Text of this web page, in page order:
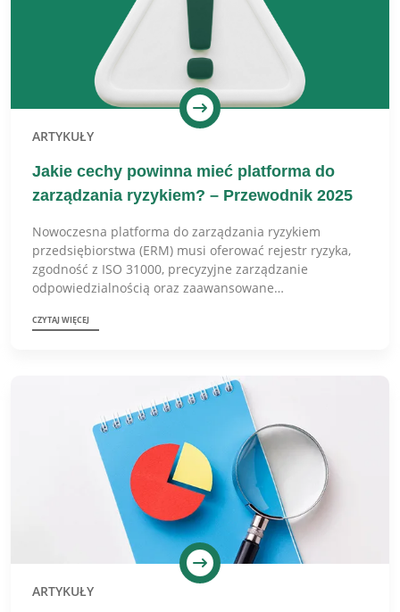
ARTYKUŁY
Jakie cechy powinna mieć platforma do
zarządzania ryzykiem? – Przewodnik 2025
Nowoczesna platforma do zarządzania ryzykiem
przedsiębiorstwa (ERM) musi oferować rejestr ryzyka,
zgodność z ISO 31000, precyzyjne zarządzanie
odpowiedzialnością oraz zaawansowane…
CZYTAJ WIĘCEJ
ARTYKUŁY